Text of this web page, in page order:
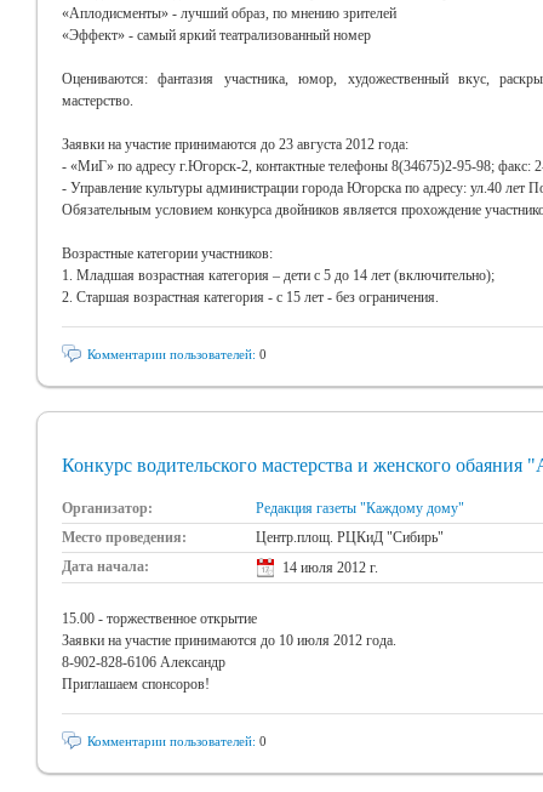
«Аплодисменты» - лучший образ, по мнению зрителей
«Эффект» - самый яркий театрализованный номер
Оцениваются: фантазия участника, юмор, художественный вкус,
мастерство.
Заявки на участие принимаются до 23 августа 2012 года:
- «МиГ» по адресу г.Югорск-2, контактные телефоны 8(34675)2-95-98; факс:
- Управление культуры администрации города Югорска по адресу: ул.40 лет
Обязательным условием конкурса двойников является прохождение
Возрастные категории участников:
1. Младшая возрастная категория – дети с 5 до 14 лет (включительно);
2. Старшая возрастная категория - с 15 лет - без ограничения.
Комментарии пользователей: 0
Конкурс водительского мастерства и женского обаяния
Организатор:
Редакция газеты "Каждому дому"
Место проведения:
Центр.площ. РЦКиД "Сибирь"
Дата начала:
14 июля 2012 г.
15.00 - торжественное открытие
Заявки на участие принимаются до 10 июля 2012 года.
8-902-828-6106 Александр
Приглашаем спонсоров!
Комментарии пользователей: 0